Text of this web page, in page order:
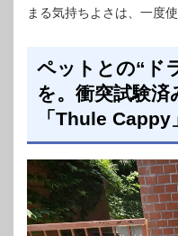
まる気持ちよさは、一度
ペットとの“ド
を。衝突試験
「Thule Cappy